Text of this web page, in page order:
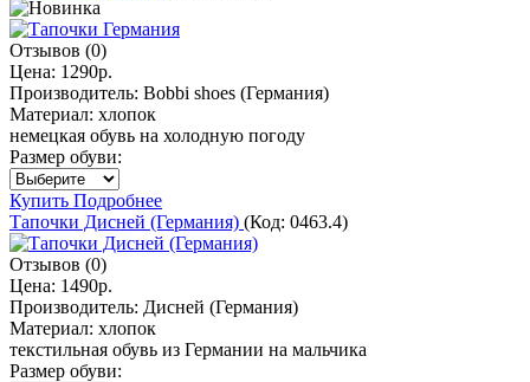
Отзывов (0)
Цена: 1290р.
Производитель: Bobbi shoes (Германия)
Материал: хлопок
немецкая обувь на холодную погоду
Размер обуви:
Купить Подробнее
Тапочки Дисней (Германия) (Код: 0463.4)
Отзывов (0)
Цена: 1490р.
Производитель: Дисней (Германия)
Материал: хлопок
текстильная обувь из Германии на мальчика
Размер обуви: